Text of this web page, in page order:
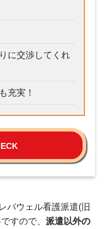
に交渉してくれ
充実！
バウェル看護派遣(旧
すので、 派遣以外の